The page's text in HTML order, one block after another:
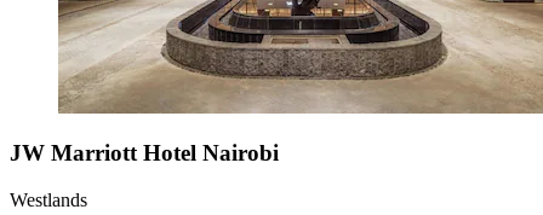
JW Marriott Hotel Nairobi
Westlands